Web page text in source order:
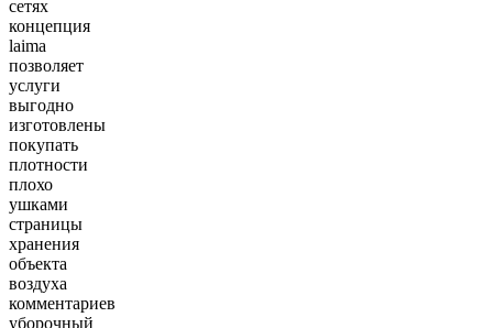
сетях
концепция
laima
позволяет
услуги
выгодно
изготовлены
покупать
плотности
плохо
ушками
страницы
хранения
объекта
воздуха
комментариев
уборочный